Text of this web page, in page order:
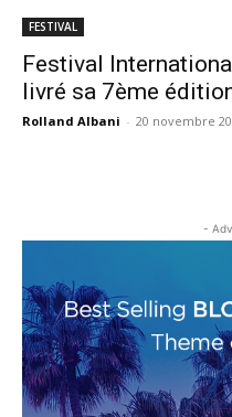
FESTIVAL
Festival
livré sa 7ème
Rolland Albani - 20 novembre
-